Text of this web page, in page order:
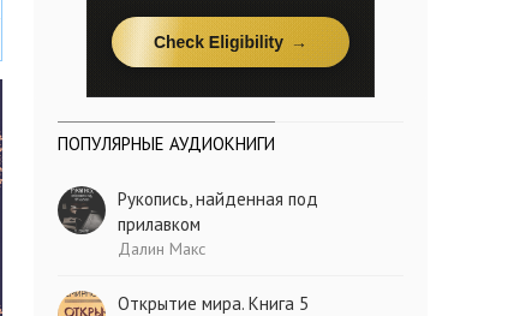
ПОПУЛЯРНЫЕ АУДИОКНИГИ
Рукопись, найденная под
прилавком
Далин Макс
Открытие мира. Книга 5